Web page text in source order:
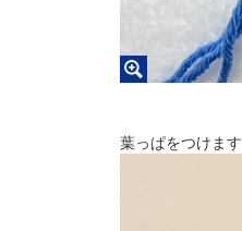
葉っぱをつけます